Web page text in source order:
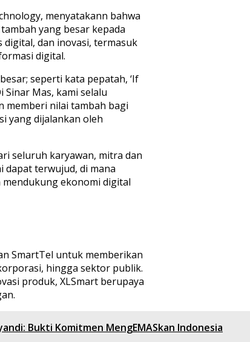
menyatakann bahwa
yang besar kepada
dan inovasi, termasuk
digital.
seperti kata pepatah, ‘If
Mas, kami selalu
memberi nilai tambah bagi
yang dijalankan oleh
seluruh karyawan, mitra dan
dapat terwujud, di mana
ekonomi digital
SmartTel untuk memberikan
hingga sektor publik.
produk, XLSmart berupaya
Bukti Komitmen MengEMASkan Indonesia